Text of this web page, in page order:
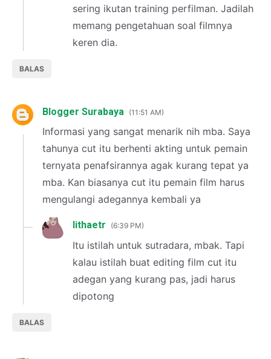
BALAS
sering ikutan training perfilman. Jadilah
memang pengetahuan soal filmnya
keren dia.
Blogger Surabaya 11:51 AM
Informasi yang sangat menarik nih mba. Saya
tahunya cut itu berhenti akting untuk pemain
ternyata penafsirannya agak kurang tepat ya
mba. Kan biasanya cut itu pemain film harus
mengulangi adegannya kembali ya
BALAS
lithaetr 6:39 PM
Itu istilah untuk sutradara, mbak. Tapi
kalau istilah buat editing film cut itu
adegan yang kurang pas, jadi harus
dipotong